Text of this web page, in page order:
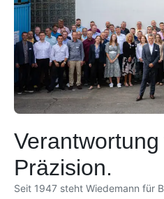
Präzision.
Seit 1947 steht Wiedemann für